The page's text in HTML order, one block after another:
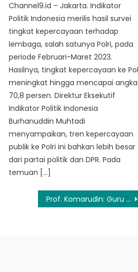
Channel9.id – Jakarta. Indikator
Politik Indonesia merilis hasil survei
tingkat kepercayaan terhadap
lembaga, salah satunya Polri, pada
periode Februari-Maret 2023.
Hasilnya, tingkat kepercayaan ke
meningkat hingga mencapai angka
70,8 persen. Direktur Eksekutif
Indikator Politik Indonesia
Burhanuddin Muhtadi
menyampaikan, tren kepercayaan
publik ke Polri ini bahkan lebih besar
dari partai politik dan DPR. Pada
temuan […]
Prof. Komarudin: Guru Perlu Meningkatkan Kualitas Diri